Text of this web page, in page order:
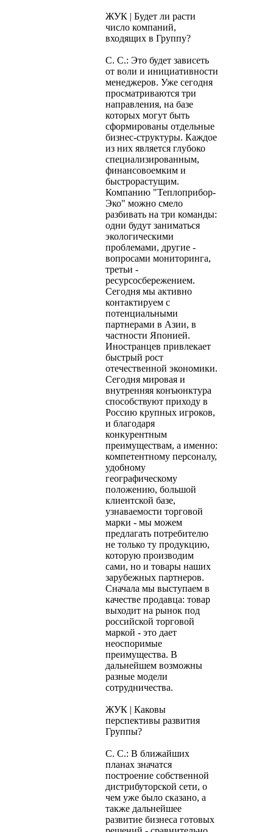
ЖУК | Будет ли расти
число компаний,
входящих в Группу?
С. С.: Это будет зависеть
от воли и инициативности
менеджеров. Уже сегодня
просматриваются три
направления, на базе
которых могут быть
сформированы отдельные
бизнес-структуры. Каждое
из них является глубоко
специализированным,
финансовоемким и
быстрорастущим.
Компанию "Теплоприбор-
Эко" можно смело
разбивать на три команды:
одни будут заниматься
экологическими
проблемами, другие -
вопросами мониторинга,
третьи -
ресурсосбережением.
Сегодня мы активно
контактируем с
потенциальными
партнерами в Азии, в
частности Японией.
Иностранцев привлекает
быстрый рост
отечественной экономики.
Сегодня мировая и
внутренняя конъюнктура
способствуют приходу в
Россию крупных игроков,
и благодаря
конкурентным
преимуществам, а именно:
компетентному персоналу,
удобному
географическому
положению, большой
клиентской базе,
узнаваемости торговой
марки - мы можем
предлагать потребителю
не только ту продукцию,
которую производим
сами, но и товары наших
зарубежных партнеров.
Сначала мы выступаем в
качестве продавца: товар
выходит на рынок под
российской торговой
маркой - это дает
неоспоримые
преимущества. В
дальнейшем возможны
разные модели
сотрудничества.
ЖУК | Каковы
перспективы развития
Группы?
С. С.: В ближайших
планах значатся
построение собственной
дистрибуторской сети, о
чем уже было сказано, а
также дальнейшее
развитие бизнеса готовых